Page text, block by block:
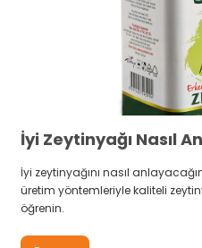
İyi Zeytinyağı Nasıl
İyi zeytinyağını nasıl
üretim yöntemleriyle kaliteli
öğrenin.